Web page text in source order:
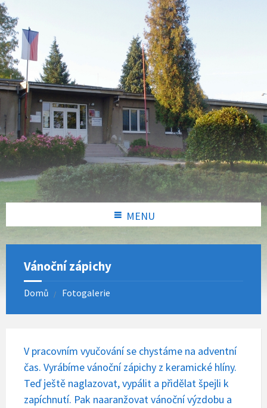
MENU
Vánoční zápichy
Domů Fotogalerie
V pracovním vyučování se chystáme na adventní
čas. Vyrábíme vánoční zápichy z keramické hlíny.
Teď ještě naglazovat, vypálit a přidělat špejli k
zapíchnutí. Pak naaranžovat vánoční výzdobu a